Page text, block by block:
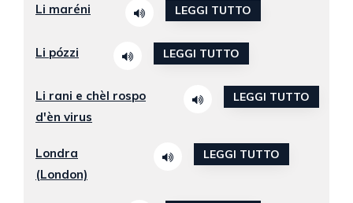
Li maréni LEGGI TUTTO
Li pózzi LEGGI TUTTO
Li rani e chèl rospo
d'èn virus
LEGGI TUTTO
Londra
(London)
LEGGI TUTTO